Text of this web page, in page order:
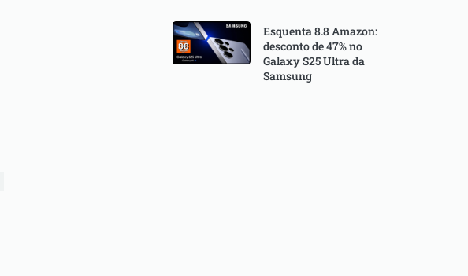
Esquenta 8.8 Amazon:
desconto de 47% no
Galaxy S25 Ultra da
Samsung